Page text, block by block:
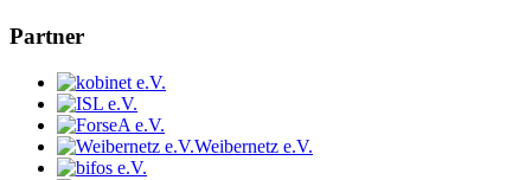
Partner
Weibernetz e.V.